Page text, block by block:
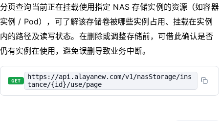
分页查询当前正在挂载使用指定 NAS 存储实例的资源（如容器
实例 / Pod），可了解该存储卷被哪些实例占用、挂载在实例
内的路径及读写状态。在删除或调整存储前，可借此确认是否
仍有实例在使用，避免误删导致业务中断。
GET
https://api.alayanew.com/v1/nasStorage/ins
tance/{id}/use/page